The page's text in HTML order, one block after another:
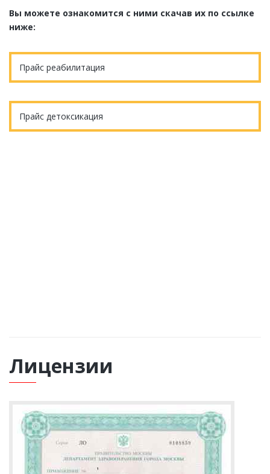
Вы можете ознакомится с ними скачав их по ссылке
ниже:
Прайс реабилитация
Прайс детоксикация
Лицензии